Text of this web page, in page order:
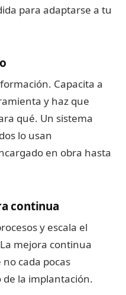
para adaptarse a tu
Capacita a
y haz que
qué. Un sistema
lo usan
en obra hasta
continua
y escala el
mejora continua
cada pocas
de la implantación.